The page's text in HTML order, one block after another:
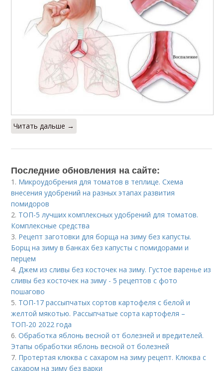
Читать дальше →
Последние обновления на сайте:
1. Микроудобрения для томатов в теплице. Схема
внесения удобрений на разных этапах развития
помидоров
2. ТОП-5 лучших комплексных удобрений для томатов.
Комплексные средства
3. Рецепт заготовки для борща на зиму без капусты.
Борщ на зиму в банках без капусты с помидорами и
перцем
4.Джем из сливы без косточек на зиму. Густое варенье из
сливы без косточек на зиму - 5 рецептов с фото
пошагово
5. ТОП-17 рассыпчатых сортов картофеля с белой и
желтой мякотью. Рассыпчатые сорта картофеля –
ТОП-20 2022 года
6.Обработка яблонь весной от болезней и вредителей.
Этапы обработки яблонь весной от болезней
7. Протертая клюква с сахаром на зиму рецепт. Клюква с
сахаром на зиму без варки